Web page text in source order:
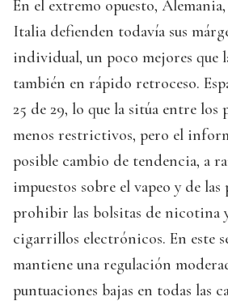
En el extremo opuesto,
Italia defienden todavía sus
individual, un poco mejores que
también en rápido retroceso.
25 de 29, lo que la sitúa entre los
menos restrictivos, pero el
posible cambio de tendencia, a
impuestos sobre el vapeo y de las
prohibir las bolsitas de nicotina
cigarrillos electrónicos. En este
mantiene una regulación
puntuaciones bajas en todas las